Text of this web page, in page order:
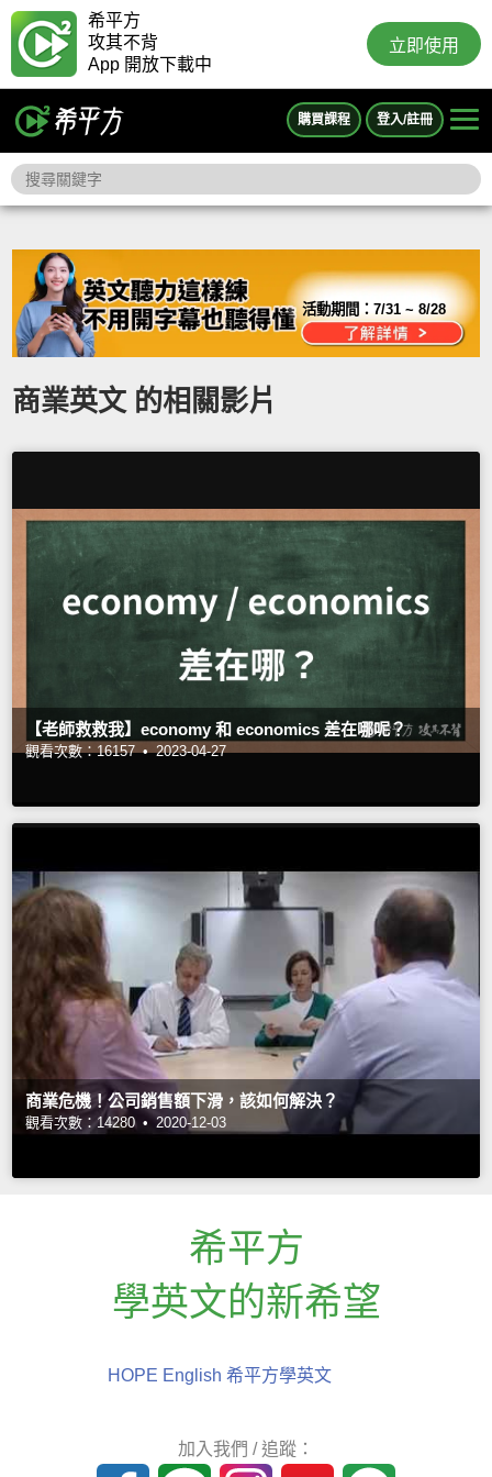
希平方
攻其不背
App 開放下載中
立即使用
購買課程 登入/註冊
活動期間：7/31 ~ 8/28
商業英文 的相關影片
【老師救救我】economy 和 economics 差在哪呢？
觀看次數：16157 • 2023-04-27
商業危機！公司銷售額下滑，該如何解決？
觀看次數：14280 • 2020-12-03
希平方
學英文的新希望
HOPE English 希平方學英文
加入我們 / 追蹤：